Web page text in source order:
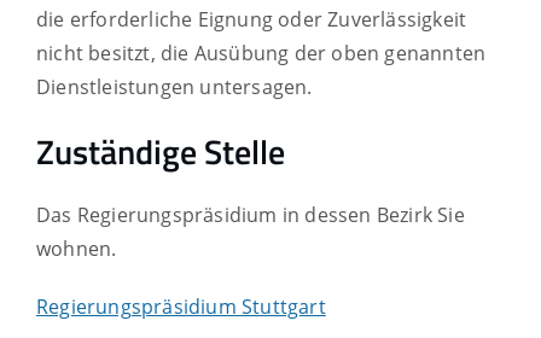
die erforderliche Eignung oder Zuverlässigkeit
nicht besitzt, die Ausübung der oben genannten
Dienstleistungen untersagen.
Zuständige Stelle
Das Regierungspräsidium in dessen Bezirk Sie
wohnen.
Regierungspräsidium Stuttgart